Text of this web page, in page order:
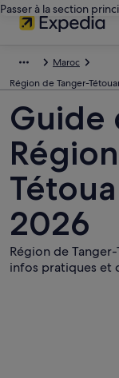
Passer à la section
Maroc
Région de Tanger-
Guide
2026
Région de
infos pratiques et